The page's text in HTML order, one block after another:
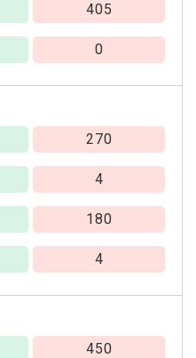
405
0
270
4
180
4
450